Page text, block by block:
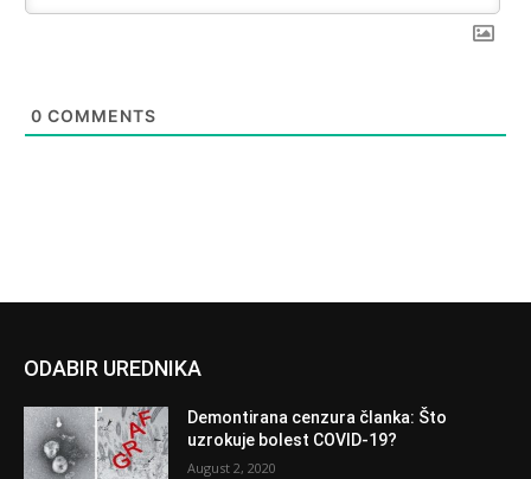
0 COMMENTS
ODABIR UREDNIKA
Demontirana cenzura članka: Što
uzrokuje bolest COVID-19?
August 2, 2020